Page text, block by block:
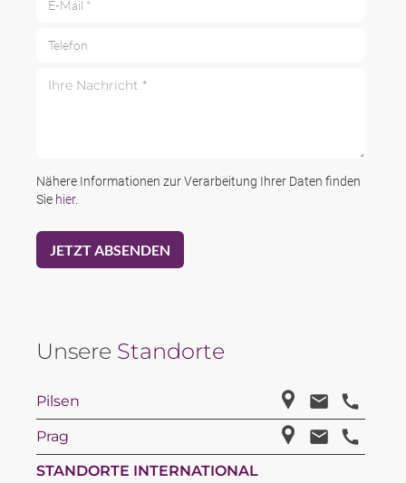
Nähere Informationen zur Verarbeitung Ihrer Daten finden
Sie hier.
Unsere Standorte
Pilsen
Prag
STANDORTE INTERNATIONAL